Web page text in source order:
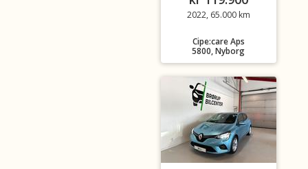
2022, 65.000 km
Cipe:care Aps
5800, Nyborg